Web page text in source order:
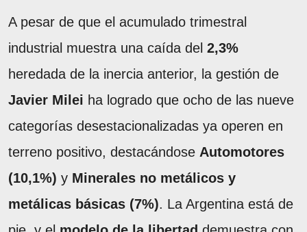
A pesar de que el acumulado trimestral
industrial muestra una caída del 2,3%
heredada de la inercia anterior, la gestión de
Javier Milei ha logrado que ocho de las nueve
categorías desestacionalizadas ya operen en
terreno positivo, destacándose Automotores
(10,1%) y Minerales no metálicos y
metálicas básicas (7%). La Argentina está de